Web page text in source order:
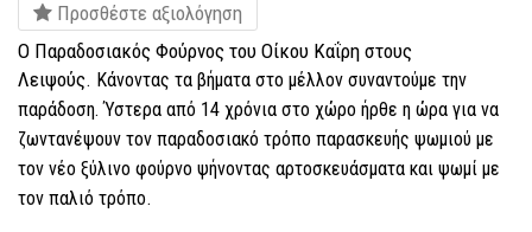
Προσθέστε αξιολόγηση
Ο Παραδοσιακός Φούρνος του Οίκου Καΐρη στους
Λειψούς. Κάνοντας τα βήματα στο μέλλον συναντούμε την
παράδοση. Ύστερα από 14 χρόνια στο χώρο ήρθε η ώρα για να
ζωντανέψουν τον παραδοσιακό τρόπο παρασκευής ψωμιού με
τον νέο ξύλινο φούρνο ψήνοντας αρτοσκευάσματα και ψωμί με
τον παλιό τρόπο.